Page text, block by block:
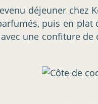
déjeuner chez
puis en
une confiture